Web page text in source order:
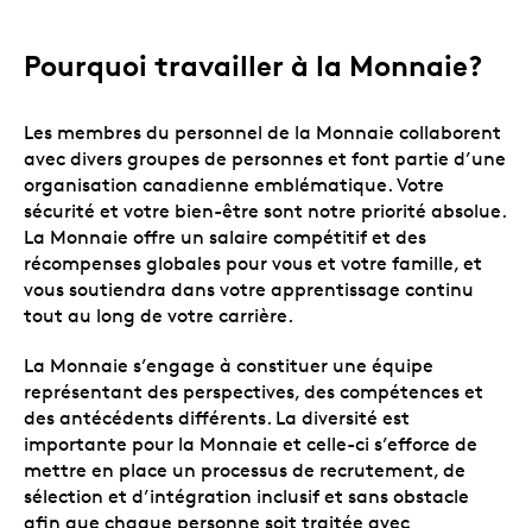
Pourquoi travailler à la Monnaie?
Les membres du personnel de la Monnaie collaborent
avec divers groupes de personnes et font partie d’une
organisation canadienne emblématique. Votre
sécurité et votre bien-être sont notre priorité absolue.
La Monnaie offre un salaire compétitif et des
récompenses globales pour vous et votre famille, et
vous soutiendra dans votre apprentissage continu
tout au long de votre carrière.
La Monnaie s’engage à constituer une équipe
représentant des perspectives, des compétences et
des antécédents différents. La diversité est
importante pour la Monnaie et celle-ci s’efforce de
mettre en place un processus de recrutement, de
sélection et d’intégration inclusif et sans obstacle
afin que chaque personne soit traitée avec